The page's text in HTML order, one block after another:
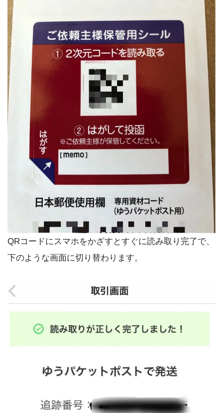
QRコードにスマホをかざすとすぐに読み取り完了で、
下のような画面に切り替わります。